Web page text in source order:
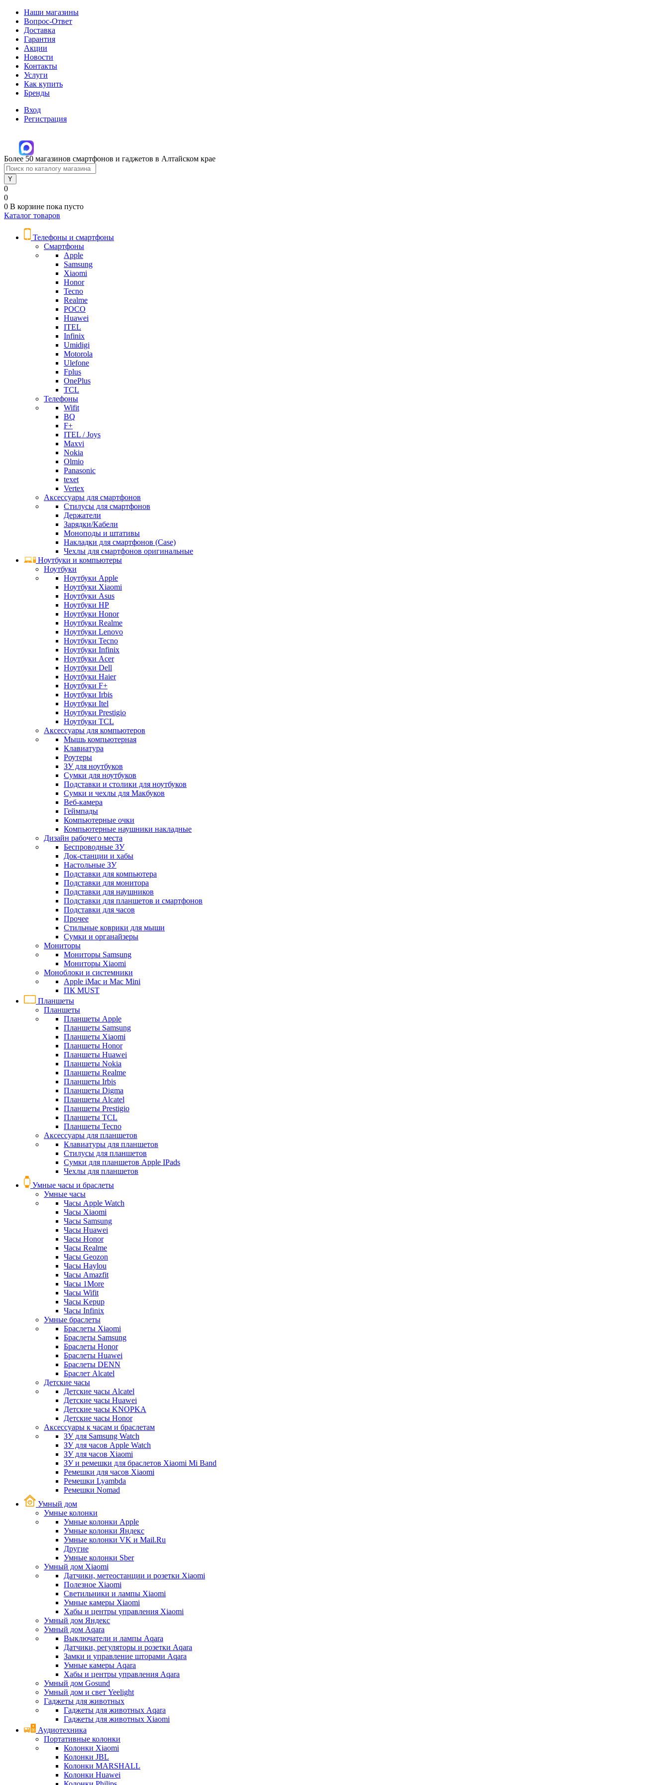
Наши магазины
Вопрос-Ответ
Доставка
Гарантия
Акции
Новости
Контакты
Услуги
Как купить
Бренды
Вход
Регистрация
Более 50 магазинов смартфонов и гаджетов в Алтайском крае
0
0
0 В корзине пока пусто
Каталог товаров
Телефоны и смартфоны
Смартфоны
Apple
Samsung
Xiaomi
Honor
Tecno
Realme
POCO
Huawei
ITEL
Infinix
Umidigi
Motorola
Ulefone
Fplus
OnePlus
TCL
Телефоны
Wifit
BQ
F+
ITEL / Joys
Maxvi
Nokia
Olmio
Panasonic
texet
Vertex
Аксессуары для смартфонов
Стилусы для смартфонов
Держатели
Зарядки/Кабели
Моноподы и штативы
Накладки для смартфонов (Case)
Чехлы для смартфонов оригинальные
Ноутбуки и компьютеры
Ноутбуки
Ноутбуки Apple
Ноутбуки Xiaomi
Ноутбуки Asus
Ноутбуки HP
Ноутбуки Honor
Ноутбуки Realme
Ноутбуки Lenovo
Ноутбуки Tecno
Ноутбуки Infinix
Ноутбуки Acer
Ноутбуки Dell
Ноутбуки Haier
Ноутбуки F+
Ноутбуки Irbis
Ноутбуки Itel
Ноутбуки Prestigio
Ноутбуки TCL
Аксессуары для компьютеров
Мышь компьютерная
Клавиатура
Роутеры
ЗУ для ноутбуков
Сумки для ноутбуков
Подставки и столики для ноутбуков
Сумки и чехлы для Макбуков
Веб-камера
Геймпады
Компьютерные очки
Компьютерные наушники накладные
Дизайн рабочего места
Беспроводные ЗУ
Док-станции и хабы
Настольные ЗУ
Подставки для компьютера
Подставки для монитора
Подставки для наушников
Подставки для планшетов и смартфонов
Подставки для часов
Прочее
Стильные коврики для мыши
Сумки и органайзеры
Мониторы
Мониторы Samsung
Мониторы Xiaomi
Моноблоки и системники
Apple iMac и Mac Mini
ПК MUST
Планшеты
Планшеты
Планшеты Apple
Планшеты Samsung
Планшеты Xiaomi
Планшеты Honor
Планшеты Huawei
Планшеты Nokia
Планшеты Realme
Планшеты Irbis
Планшеты Digma
Планшеты Alcatel
Планшеты Prestigio
Планшеты TCL
Планшеты Tecno
Аксессуары для планшетов
Клавиатуры для планшетов
Стилусы для планшетов
Сумки для планшетов Apple IPads
Чехлы для планшетов
Умные часы и браслеты
Умные часы
Часы Apple Watch
Часы Xiaomi
Часы Samsung
Часы Huawei
Часы Honor
Часы Realme
Часы Geozon
Часы Haylou
Часы Amazfit
Часы 1More
Часы Wifit
Часы Kepup
Часы Infinix
Умные браслеты
Браслеты Xiaomi
Браслеты Samsung
Браслеты Honor
Браслеты Huawei
Браслеты DENN
Браслет Alcatel
Детские часы
Детские часы Alcatel
Детские часы Huawei
Детские часы KNOPKA
Детские часы Honor
Аксессуары к часам и браслетам
ЗУ для Samsung Watch
ЗУ для часов Apple Watch
ЗУ для часов Xiaomi
ЗУ и ремешки для браслетов Xiaomi Mi Band
Ремешки для часов Xiaomi
Ремешки Lyambda
Ремешки Nomad
Умный дом
Умные колонки
Умные колонки Apple
Умные колонки Яндекс
Умные колонки VK и Mail.Ru
Другие
Умные колонки Sber
Умный дом Xiaomi
Датчики, метеостанции и розетки Xiaomi
Полезное Xiaomi
Светильники и лампы Xiaomi
Умные камеры Xiaomi
Хабы и центры управления Xiaomi
Умный дом Яндекс
Умный дом Aqara
Выключатели и лампы Aqara
Датчики, регуляторы и розетки Aqara
Замки и управление шторами Aqara
Умные камеры Aqara
Хабы и центры управления Aqara
Умный дом Gosund
Умный дом и свет Yeelight
Гаджеты для животных
Гаджеты для животных Aqara
Гаджеты для животных Xiaomi
Аудиотехника
Портативные колонки
Колонки Xiaomi
Колонки JBL
Колонки MARSHALL
Колонки Huawei